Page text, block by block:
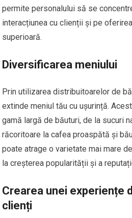
permite personalului să se
interacțiunea cu clienții și pe
superioară.
Diversificarea meniului
Prin utilizarea distribuitoarelor de
extinde meniul tău cu ușurință.
gamă largă de băuturi, de la sucuri
răcoritoare la cafea proaspătă și
poate atrage o varietate mai mare
la creșterea popularității și a
Crearea unei experiențe
clienți